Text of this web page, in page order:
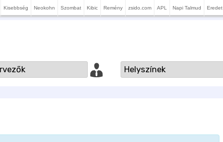
Kisebbség Neokohn Szombat Kibic Remény zsido.com APL Napi Talmud Eredet